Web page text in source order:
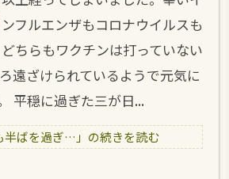
ンフルエンザもコロナウイルスも
どちらもワクチンは打っていない
遠ざけられているようで元気に
平穏に過ぎた三が日...
半ばを過ぎ…」の続きを読む